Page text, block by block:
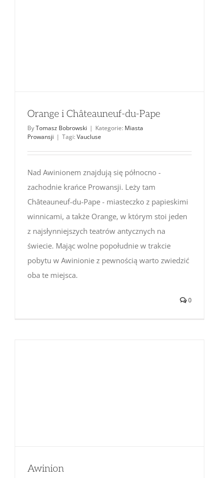
Orange i Châteauneuf-du-Pape
ByTomasz Bobrowski | Kategorie: Miasta
Prowansji | Tagi: Vaucluse
Nad Awinionem znajdują się północno -
zachodnie krańce Prowansji. Leży tam
Châteauneuf-du-Pape - miasteczko z papieskimi
winnicami, a także Orange, w którym stoi jeden
z najsłynniejszych teatrów antycznych na
świecie. Mając wolne popołudnie w trakcie
pobytu w Awinionie z pewnością warto zwiedzić
oba te miejsca.
0
Awinion